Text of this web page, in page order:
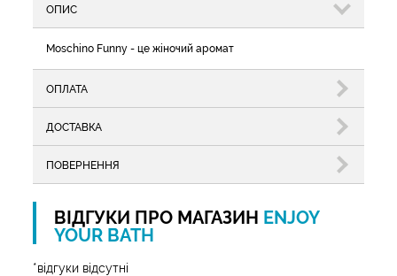
ОПИС
Moschino Funny - це жіночий аромат
ОПЛАТА
ДОСТАВКА
ПОВЕРНЕННЯ
ВІДГУКИ ПРО МАГАЗИН ENJOY
YOUR BATH
*відгуки відсутні